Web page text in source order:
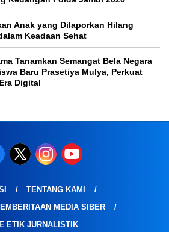
Anak yang Dilaporkan Hilang
Keadaan Sehat
Tanamkan Semangat Bela Negara
Baru Prasetiya Mulya, Perkuat
Digital
TENTANG KAMI
MEDIA SIBER
ETIK JURNALISTIK